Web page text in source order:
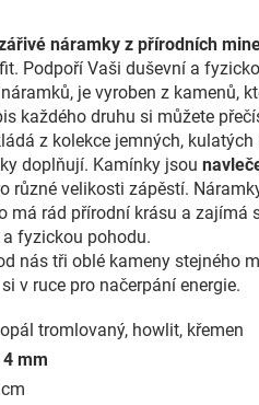
náramky z přírodních
Podpoří Vaši duševní a
je vyroben z kamenů,
každého druhu si můžete
z kolekce jemných, kulatých
doplňují. Kamínky jsou
různé velikosti zápěstí.
má rád přírodní krásu a zajímá
fyzickou pohodu.
nás tři oblé kameny stejného
v ruce pro načerpání energie.
tromlovaný, howlit, křemen
mm